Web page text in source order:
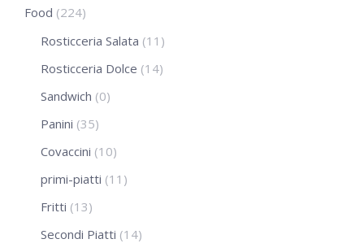
Food (224)
Rosticceria Salata (11)
Rosticceria Dolce (14)
Sandwich (0)
Panini (35)
Covaccini (10)
primi-piatti (11)
Fritti (13)
Secondi Piatti (14)